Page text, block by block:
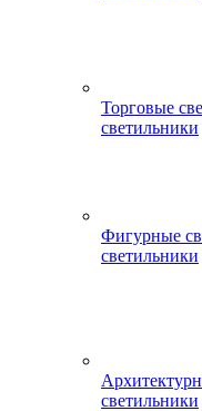
Торговые
светильники
Фигурные
светильники
светильники